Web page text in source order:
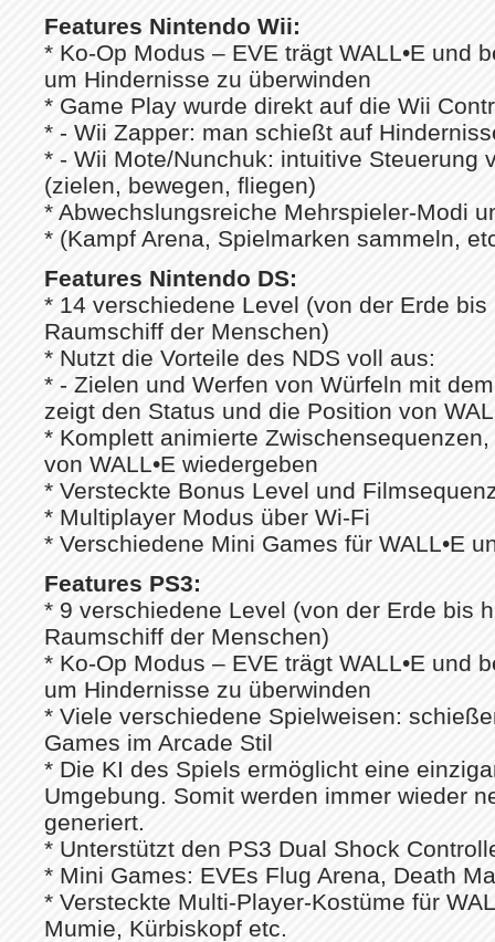
Features Nintendo Wii:
* Ko-Op Modus – EVE trägt WALL•E und
um Hindernisse zu überwinden
* Game Play wurde direkt auf die Wii
* - Wii Zapper: man schießt auf
* - Wii Mote/Nunchuk: intuitive Steuerung
(zielen, bewegen, fliegen)
* Abwechslungsreiche Mehrspieler-Modi
* (Kampf Arena, Spielmarken sammeln,
Features Nintendo DS:
* 14 verschiedene Level (von der Erde
Raumschiff der Menschen)
* Nutzt die Vorteile des NDS voll aus:
* - Zielen und Werfen von Würfeln mit
zeigt den Status und die Position von
* Komplett animierte
von WALL•E wiedergeben
* Versteckte Bonus Level und
* Multiplayer Modus über Wi-Fi
* Verschiedene Mini Games für WALL•E
Features PS3:
* 9 verschiedene Level (von der Erde bis
Raumschiff der Menschen)
* Ko-Op Modus – EVE trägt WALL•E und
um Hindernisse zu überwinden
* Viele verschiedene Spielweisen:
Games im Arcade Stil
* Die KI des Spiels ermöglicht eine
Umgebung. Somit werden immer wieder
generiert.
* Unterstützt den PS3 Dual Shock
* Mini Games: EVEs Flug Arena, Death
* Versteckte Multi-Player-Kostüme für
Mumie, Kürbiskopf etc.